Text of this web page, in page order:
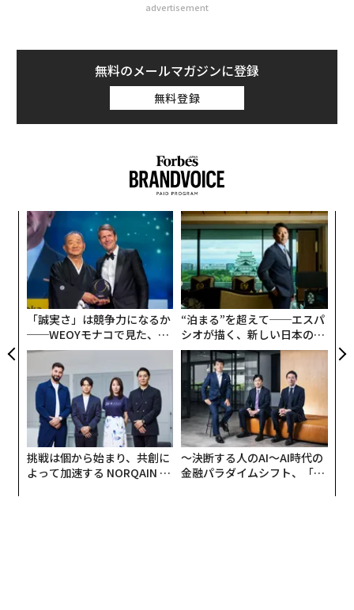
advertisement
無料のメールマガジンに登録
無料登録
「誠実さ」は競争力になるか
──WEOYモナコで見た、く
ら寿司の経営哲学
“泊まる”を超えて──エスパ
シオが描く、新しい日本のラ
グジュアリー（前編）
挑戦は個から始まり、共創に
よって加速する NORQAIN JA
〜決断する人のAI〜AI時代の
金融パラダイムシフト、「超